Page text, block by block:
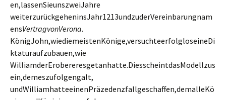
en,lassenSieunszweiJahre
weiterzurückgeheninsJahr1213undzuderVereinbarungnam
ensVertragvonVerona.
KönigJohn,wiediemeistenKönige,versuchteerfolgloseineDi
ktaturaufzubauen,wie
WilliamderErobereresgetanhatte.DiesscheintdasModellzus
ein,demeszufolgengalt,
undWilliamhatteeinenPräzedenzfallgeschaffen,demalleKö